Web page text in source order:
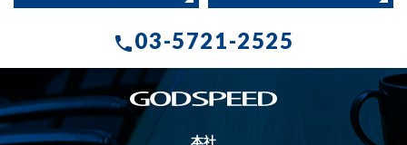
call03-5721-2525
本社